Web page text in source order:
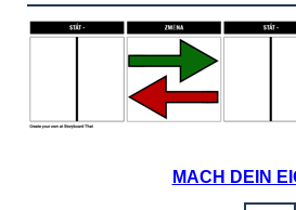
MACH DEIN